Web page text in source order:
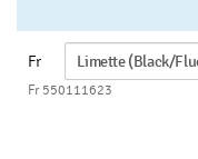
Fr
Fr 550111623